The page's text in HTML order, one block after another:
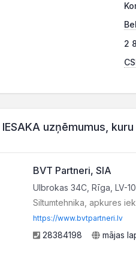
2
IESAKA uzņēmumus,
BVT Partneri, SIA
Ulbrokas 34C, Rīga, LV-
Siltumtehnika, apkures
https://www.bvtpartneri.lv
28384198 mājas